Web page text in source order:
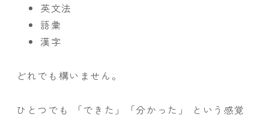
英文法
語彙
漢字
どれでも構いません。
ひとつでも 「できた」「分かった」 という感覚